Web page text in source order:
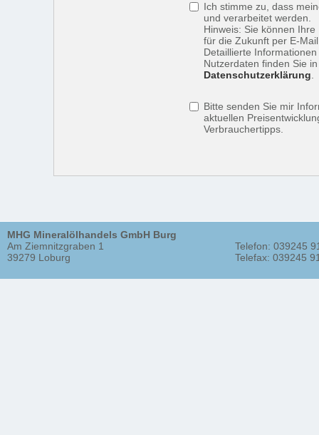
Ich stimme zu, dass
und verarbeitet werden.
Hinweis: Sie können
für die Zukunft per E-
Detaillierte
Nutzerdaten finden Sie
Datenschutzerklärung
Bitte senden Sie mir
aktuellen
Verbrauchertipps.
MHG Mineralölhandels GmbH Burg
Am Ziemnitzgraben 1
39279 Loburg
Telefon: 039245
Telefax: 039245